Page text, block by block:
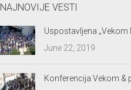
NAJNOVIJE VESTI
Uspostavljena „Vekom
June 22, 2019
Konferencija Vekom &